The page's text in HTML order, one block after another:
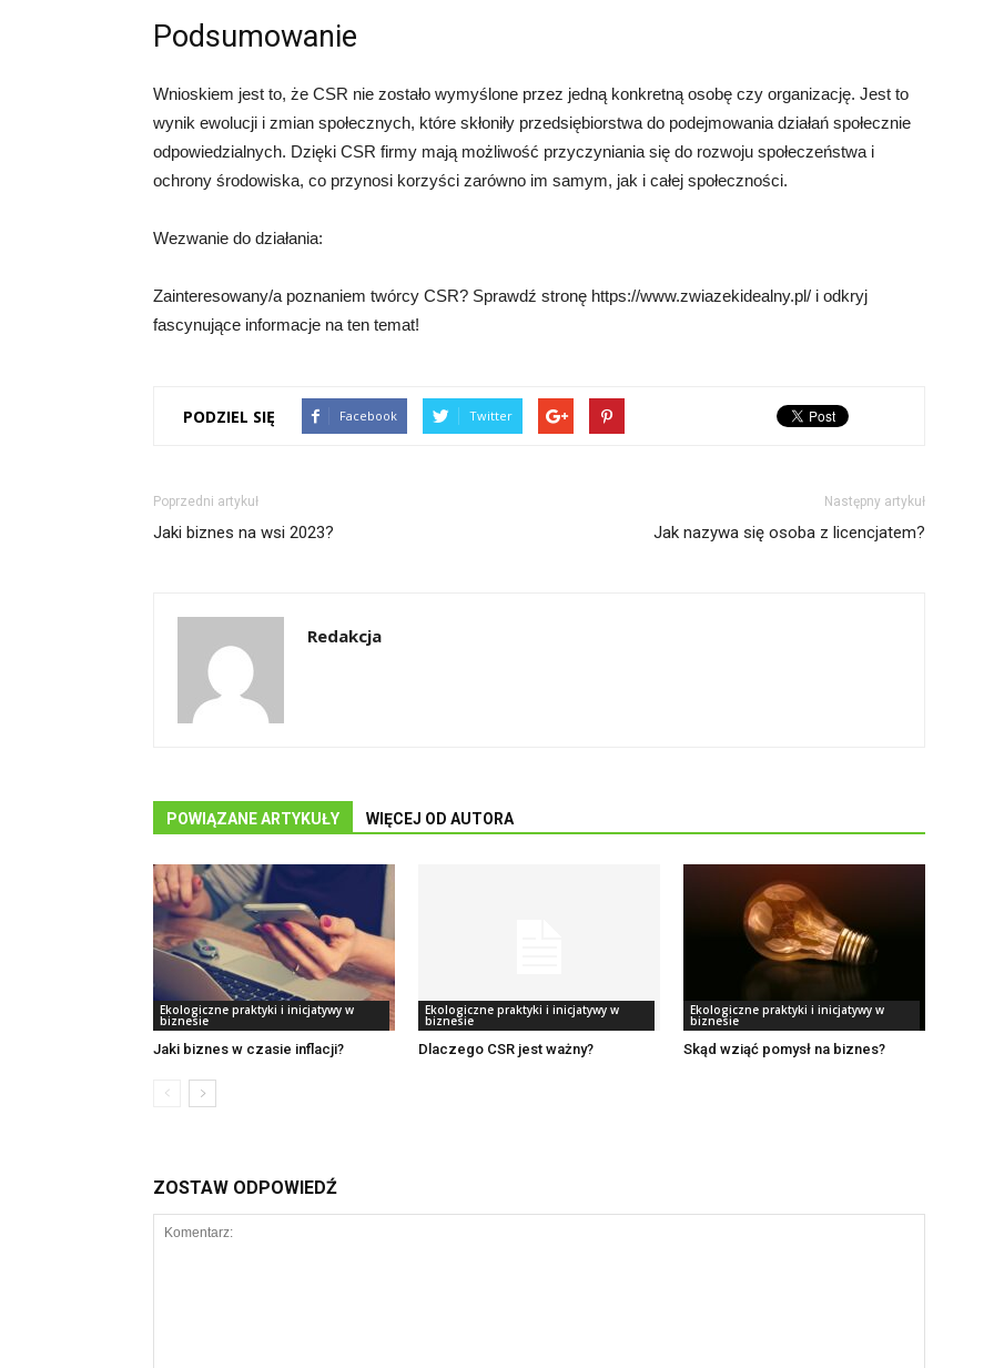
Podsumowanie
Wnioskiem jest to, że CSR nie zostało wymyślone przez jedną konkretną osobę czy organizację. Jest to
wynik ewolucji i zmian społecznych, które skłoniły przedsiębiorstwa do podejmowania działań społecznie
odpowiedzialnych. Dzięki CSR firmy mają możliwość przyczyniania się do rozwoju społeczeństwa i
ochrony środowiska, co przynosi korzyści zarówno im samym, jak i całej społeczności.
Wezwanie do działania:
Zainteresowany/a poznaniem twórcy CSR? Sprawdź stronę https://www.zwiazekidealny.pl/ i odkryj
fascynujące informacje na ten temat!
PODZIEL SIĘ Facebook Twitter
Poprzedni artykuł
Jaki biznes na wsi 2023?
Następny artykuł
Jak nazywa się osoba z licencjatem?
Redakcja
POWIĄZANE ARTYKUŁY WIĘCEJ OD AUTORA
Ekologiczne praktyki i inicjatywy w
biznesie
Jaki biznes w czasie inflacji?
Ekologiczne praktyki i inicjatywy w
biznesie
Dlaczego CSR jest ważny?
Ekologiczne praktyki i inicjatywy w
biznesie
Skąd wziąć pomysł na biznes?
ZOSTAW ODPOWIEDŹ